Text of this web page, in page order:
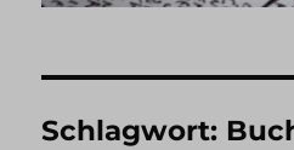
Schlagwort: